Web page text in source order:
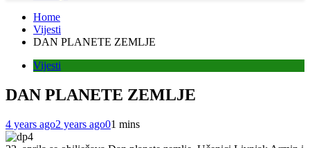
Home
Vijesti
DAN PLANETE ZEMLJE
Vijesti
DAN PLANETE ZEMLJE
4 years ago2 years ago01 mins